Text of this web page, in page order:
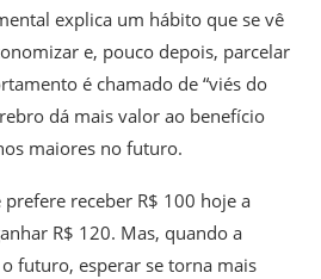
explica um hábito que se vê
e, pouco depois, parcelar
é chamado de “viés do
dá mais valor ao benefício
maiores no futuro.
receber R$ 100 hoje a
R$ 120. Mas, quando a
futuro, esperar se torna mais